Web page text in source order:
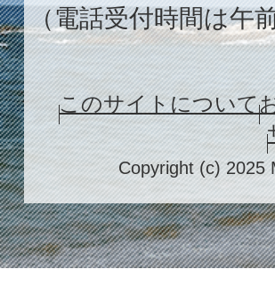
（電話受付時間は午
このサイトについて
Copyright (c) 2025